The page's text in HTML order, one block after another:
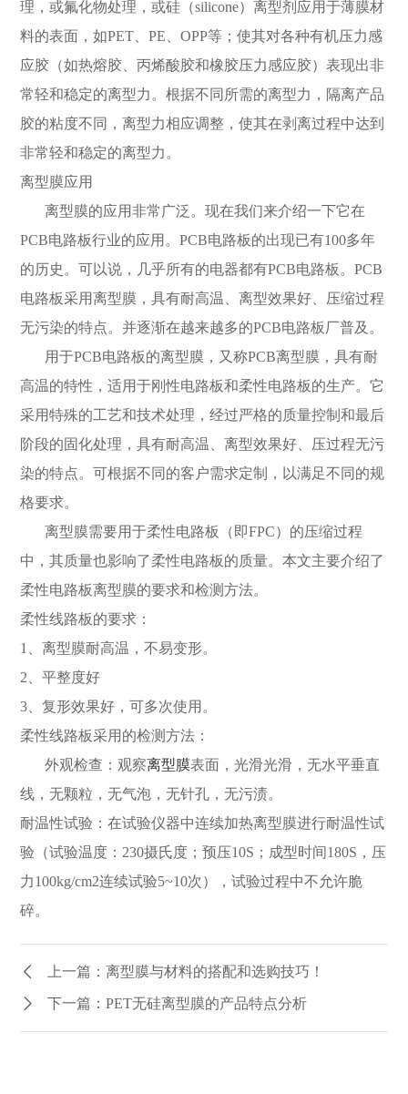
理，或氟化物处理，或硅（silicone）离型剂应用于薄膜材
料的表面，如PET、PE、OPP等；使其对各种有机压力感
应胶（如热熔胶、丙烯酸胶和橡胶压力感应胶）表现出非
常轻和稳定的离型力。根据不同所需的离型力，隔离产品
胶的粘度不同，离型力相应调整，使其在剥离过程中达到
非常轻和稳定的离型力。
离型膜应用
离型膜的应用非常广泛。现在我们来介绍一下它在
PCB电路板行业的应用。PCB电路板的出现已有100多年
的历史。可以说，几乎所有的电器都有PCB电路板。PCB
电路板采用离型膜 ，具有耐高温、离型效果好、压缩过程
无污染的特点。并逐渐在越来越多的PCB电路板厂普及。
用于PCB电路板的离型膜 ，又称PCB离型膜，具有耐
高温的特性，适用于刚性电路板和柔性电路板的生产。它
采用特殊的工艺和技术处理，经过严格的质量控制和最后
阶段的固化处理，具有耐高温、离型效果好、压过程无污
染的特点。可根据不同的客户需求定制，以满足不同的规
格要求。
离型膜需要用于柔性电路板（即FPC）的压缩过程
中，其质量也影响了柔性电路板的质量。本文主要介绍了
柔性电路板离型膜的要求和检测方法。
柔性线路板的要求：
1、离型膜耐高温，不易变形。
2、平整度好
3、复形效果好，可多次使用。
柔性线路板采用的检测方法：
外观检查：观察离型膜表面，光滑光滑，无水平垂直
线，无颗粒，无气泡，无针孔，无污渍。
耐温性试验：在试验仪器中连续加热离型膜进行耐温性试
验（试验温度： 230摄氏度；预压10S；成型时间180S，压
力100kg/cm2连续试验5~10次），试验过程中不允许脆
碎。
上一篇：离型膜与材料的搭配和选购技巧！
下一篇：PET无硅离型膜的产品特点分析